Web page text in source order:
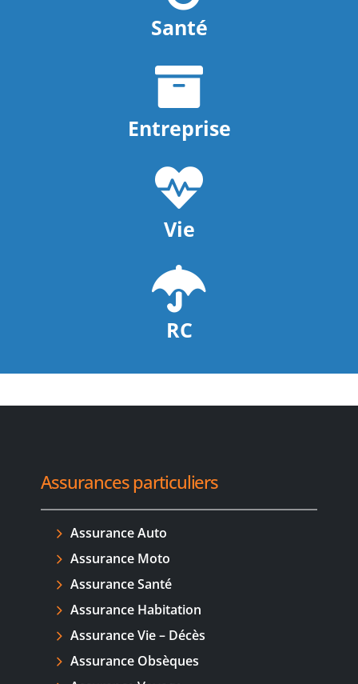
Santé
Entreprise
Vie
RC
Assurances particuliers
Assurance Auto
Assurance Moto
Assurance Santé
Assurance Habitation
Assurance Vie – Décès
Assurance Obsèques